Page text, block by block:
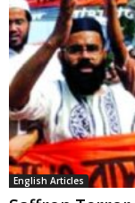
English Articles